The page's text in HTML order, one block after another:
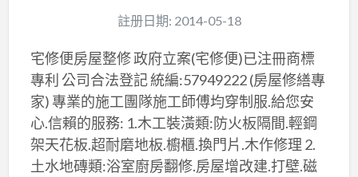
註册日期: 2014-05-18
宅修便房屋整修 政府立案(宅修便)已注冊商標
專利 公司合法登記 統編:57949222 (房屋修繕專
家) 專業的施工團隊施工師傅均穿制服.給您安
心.信賴的服務: 1.木工裝潢類:防火板隔間.輕鋼
架天花板.超耐磨地板.櫥櫃.換門片.木作修理 2.
土水地磚類:浴室廚房翻修.房屋增改建.打壁.磁